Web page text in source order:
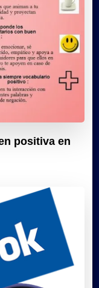
positiva en